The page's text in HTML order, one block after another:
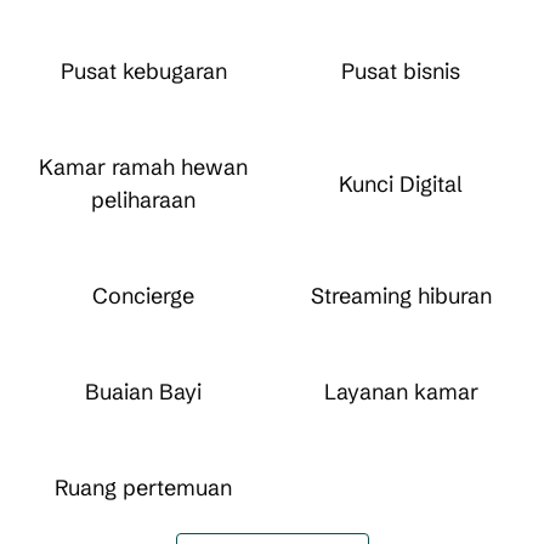
Pusat kebugaran Pusat bisnis
Kamar ramah hewan
peliharaan
Kunci Digital
Concierge Streaming hiburan
Buaian Bayi Layanan kamar
Ruang pertemuan